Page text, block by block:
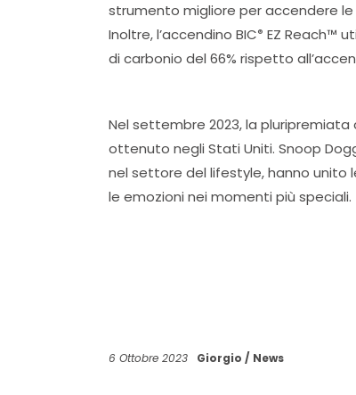
strumento migliore per accendere
Inoltre, l’accendino BIC® EZ Reach™
di carbonio del 66% rispetto
Nel settembre 2023, la
ottenuto negli Stati Uniti. Snoop
nel settore del lifestyle, hanno unito
le emozioni nei momenti più speciali.
6 Ottobre 2023 Giorgio News